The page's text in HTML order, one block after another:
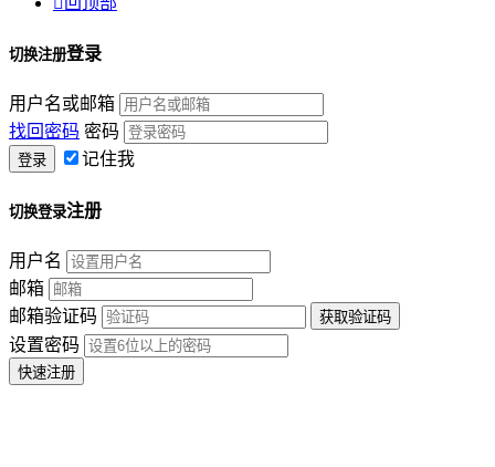
切换注册登录
用户名或邮箱
找回密码 密码
记住我
切换登录注册
用户名
邮箱
邮箱验证码
设置密码